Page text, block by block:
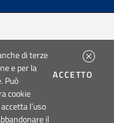
di terze
e per la
Può
cookie
l’uso
il
ACCETTO